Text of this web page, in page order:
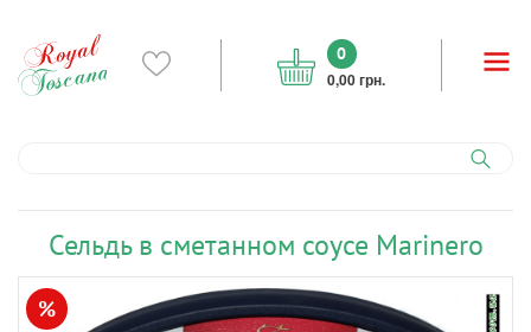
0
0,00 грн.
Сельдь в сметанном соусе Marinero
%